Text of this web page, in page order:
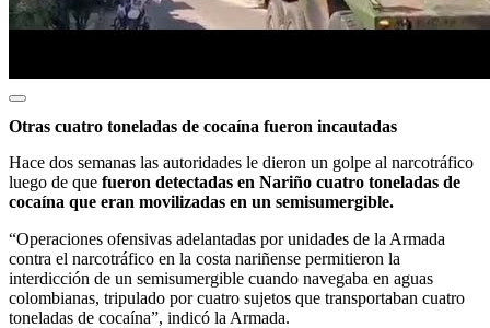
Otras cuatro toneladas de cocaína fueron incautadas
Hace dos semanas las autoridades le dieron un golpe al narcotráfico
luego de que fueron detectadas en Nariño cuatro toneladas de
cocaína que eran movilizadas en un semisumergible.
“Operaciones ofensivas adelantadas por unidades de la Armada
contra el narcotráfico en la costa nariñense permitieron la
interdicción de un semisumergible cuando navegaba en aguas
colombianas, tripulado por cuatro sujetos que transportaban cuatro
toneladas de cocaína”, indicó la Armada.